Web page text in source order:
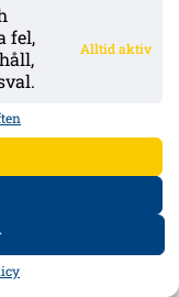
fel,
Alltid aktiv
Göteborg.